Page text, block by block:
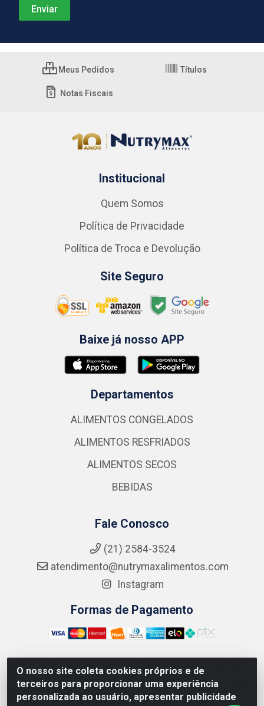
O nosso site coleta cookies próprios e de
terceiros para proporcionar uma experiência
personalizada ao usuário, apresentar publicidade
Meus Pedidos Títulos
Notas Fiscais
Institucional
Quem Somos
Política de Privacidade
Política de Troca e Devolução
Site Seguro
Baixe já nosso APP
Departamentos
ALIMENTOS CONGELADOS
ALIMENTOS RESFRIADOS
ALIMENTOS SECOS
BEBIDAS
Fale Conosco
(21) 2584-3524
atendimento@nutrymaxalimentos.com
Instagram
Formas de Pagamento
NUTRY MAX COMÉRCIO DE PRODUTOS ALIMENTICIOS
LTDA - RUA DO FEIJÃO, 721 PENHA CIRCULAR/RJ -
CNPJ: 15.796.122/0001-03